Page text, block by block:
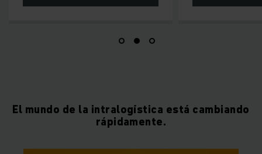
El mundo de la intralogística está cambiando
rápidamente.